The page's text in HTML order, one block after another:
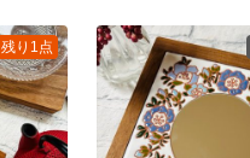
残り1点